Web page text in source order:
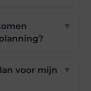
▼
voor mijn
▼